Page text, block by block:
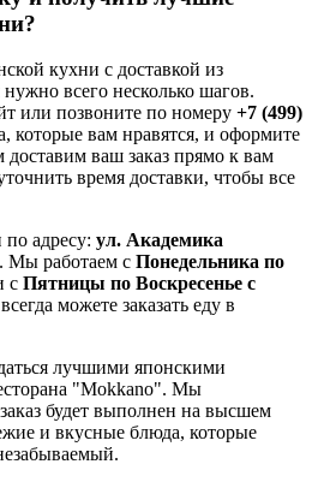
кухни с доставкой из
всего несколько шагов.
или позвоните по номеру +7 (499)
которые вам нравятся, и оформите
доставим ваш заказ прямо к вам
время доставки, чтобы все
адресу: ул. Академика
. Мы работаем с Понедельника по
с Пятницы по Воскресенье с
можете заказать еду в
лучшими японскими
"Mokkano". Мы
будет выполнен на высшем
и вкусные блюда, которые